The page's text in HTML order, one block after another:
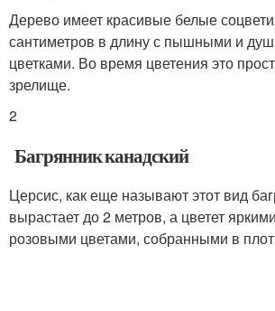
Дерево имеет красивые белые
сантиметров в длину с пышными и
цветками. Во время цветения это
зрелище.
2
Багрянник канадский
Церсис, как еще называют этот вид
вырастает до 2 метров, а цветет
розовыми цветами, собранными в